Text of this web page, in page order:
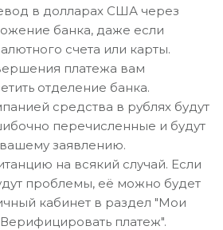
в долларах США через
банка, даже если
счета или карты.
платежа вам
отделение банка.
средства в рублях будут
перечисленные и будут
заявлению.
на всякий случай. Если
проблемы, её можно будет
кабинет в раздел "Мои
платеж".